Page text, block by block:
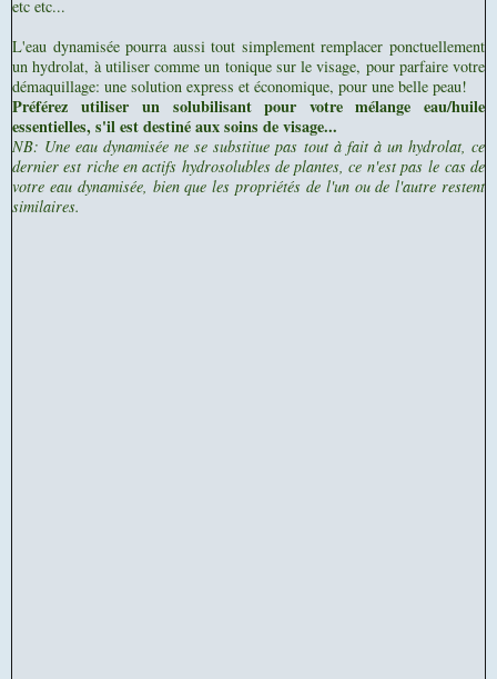
etc etc...
L'eau dynamisée pourra aussi tout simplement remplacer ponctuellement
un hydrolat, à utiliser comme un tonique sur le visage, pour parfaire votre
démaquillage: une solution express et économique, pour une belle peau!
Préférez utiliserun solubilisant pour votre mélange eau/huile
essentielles, s'il est destiné aux soins de visage...
NB: Une eau dynamisée ne se substitue pas tout à fait à un hydrolat, ce
dernier est riche en actifs hydrosolubles de plantes, ce n'est pas le cas de
votre eau dynamisée, bien que les propriétés de l'un ou de l'autre restent
similaires.